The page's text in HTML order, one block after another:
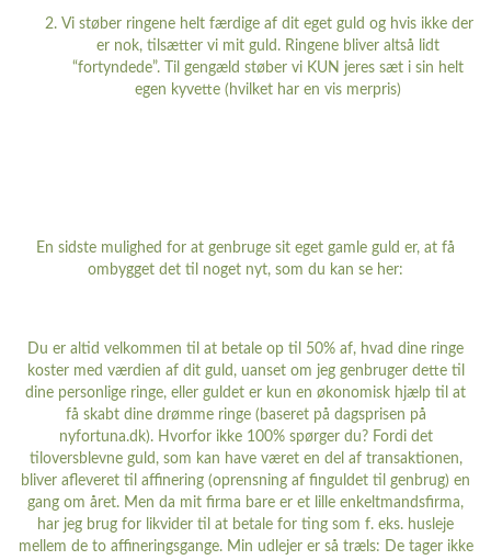
Vi støber ringene helt færdige af dit eget guld og hvis ikke der
er nok, tilsætter vi mit guld. Ringene bliver altså lidt
“fortyndede”. Til gengæld støber vi KUN jeres sæt i sin helt
egen kyvette (hvilket har en vis merpris)
En sidste mulighed for at genbruge sit eget gamle guld er, at få
ombygget det til noget nyt, som du kan se her:
Du er altid velkommen til at betale op til 50% af, hvad dine ringe
koster med værdien af dit guld, uanset om jeg genbruger dette til
dine personlige ringe, eller guldet er kun en økonomisk hjælp til at
få skabt dine drømme ringe (baseret på dagsprisen på
nyfortuna.dk). Hvorfor ikke 100% spørger du? Fordi det
tiloversblevne guld, som kan have været en del af transaktionen,
bliver afleveret til affinering (oprensning af finguldet til genbrug) en
gang om året. Men da mit firma bare er et lille enkeltmandsfirma,
har jeg brug for likvider til at betale for ting som f. eks. husleje
mellem de to affineringsgange. Min udlejer er så træls: De tager ikke